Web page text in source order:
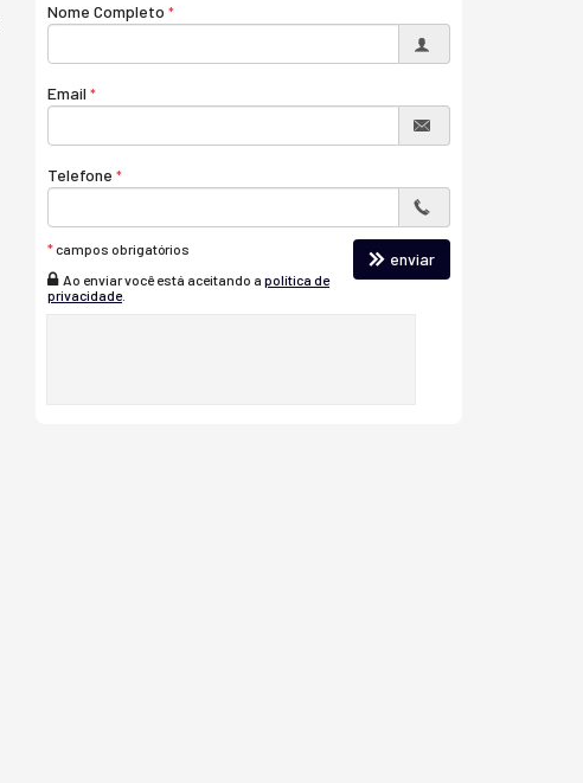
Nome Completo
Email
Telefone
*campos obrigatórios
Ao enviar você está aceitando a política de
privacidade.
enviar